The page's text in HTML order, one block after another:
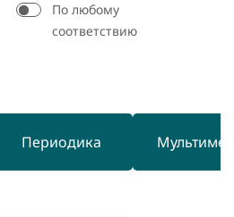
По любому
соответствию
Периодика